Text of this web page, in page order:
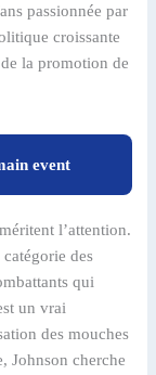
passionnée par
croissante
la promotion de
event
l’attention.
catégorie des
qui
un vrai
des mouches
Johnson cherche